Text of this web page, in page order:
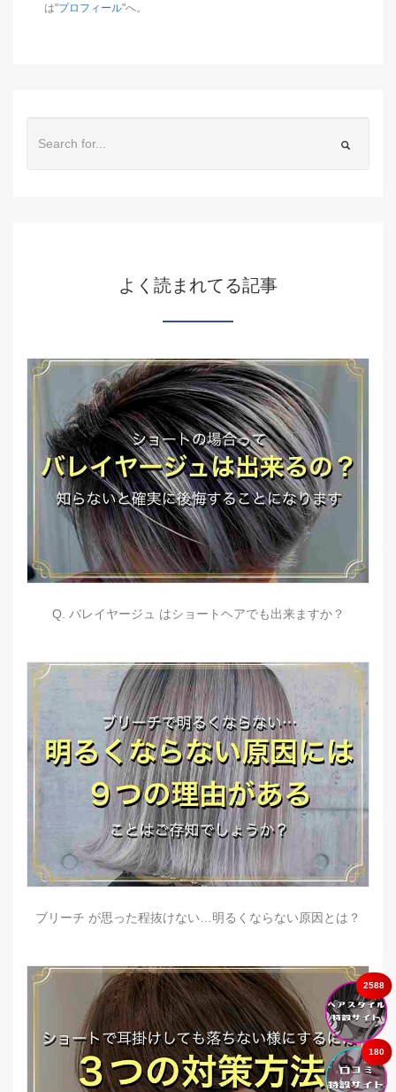
は"プロフィール"へ。
よく読まれてる記事
Q. バレイヤージュ はショートヘアでも出来ますか？
ブリーチ が思った程抜けない…明るくならない原因とは？
180
2588